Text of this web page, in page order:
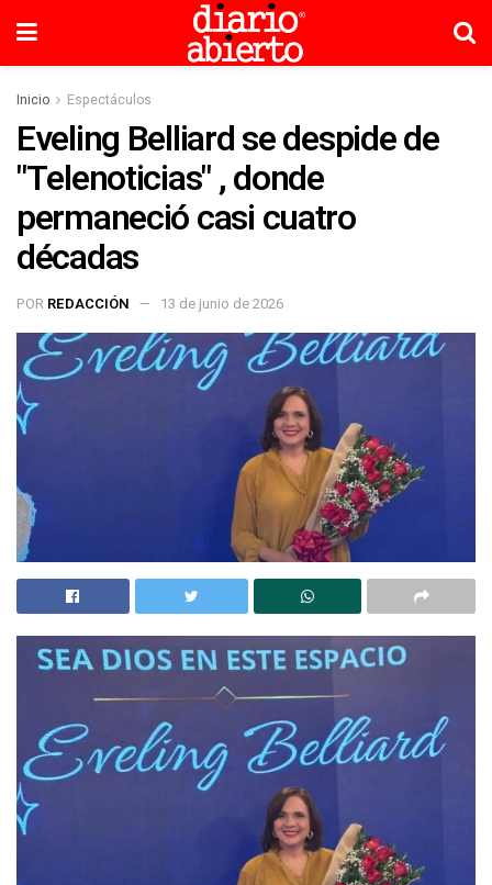
Inicio Espectáculos
Eveling Belliard se despide de
"Telenoticias" , donde
permaneció casi cuatro
décadas
POR REDACCIÓN 13 de junio de 2026